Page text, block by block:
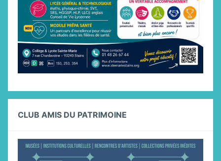
CLUB AMIS DU PATRIMOINE